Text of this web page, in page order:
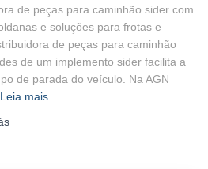
de peças para caminhão sider com
e soluções para frotas e
de peças para caminhão
de um implemento sider facilita a
de parada do veículo. Na AGN
Leia mais…